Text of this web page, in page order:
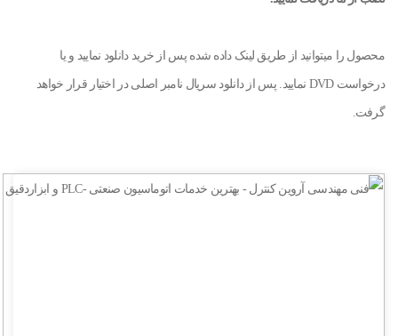
محصول را میتوانید از طریق لینک داده شده پس از خرید دانلود نمایید و یا
درخواست DVD نمایید. پس از دانلود سریال نامبر اصلی در اختیار قرار خواهد
گرفت.